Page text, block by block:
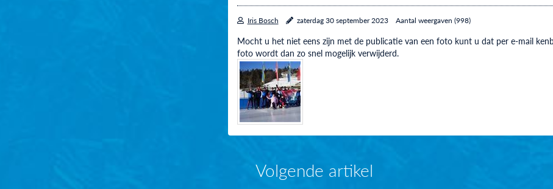
Iris Bosch zaterdag 30 september 2023 Aantal weergaven (998)
Mocht u het niet eens zijn met de publicatie van een foto kunt u dat per e-mail
foto wordt dan zo snel mogelijk verwijderd.
Volgende artikel